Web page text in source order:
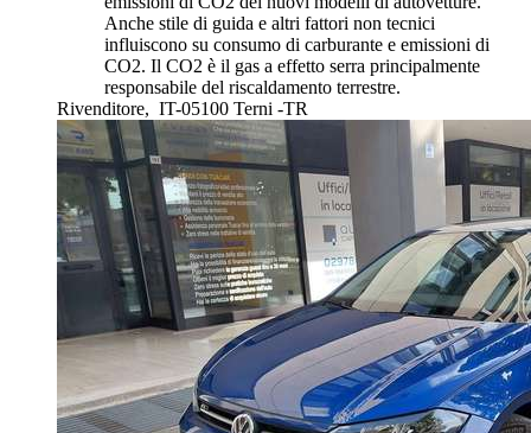
Anche stile di guida e altri fattori non tecnici
influiscono su consumo di carburante e emissioni di
CO2. Il CO2 è il gas a effetto serra principalmente
responsabile del riscaldamento terrestre.
Rivenditore, IT-05100 Terni -TR